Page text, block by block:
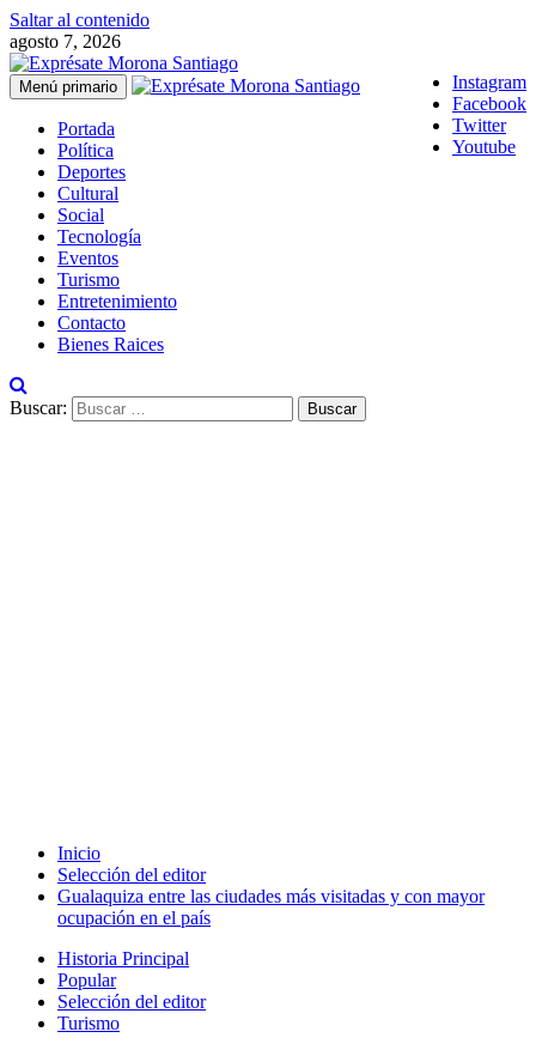
Saltar al contenido
agosto 7, 2026
Instagram
Facebook
Twitter
Youtube
Menú primario
Portada
Política
Deportes
Cultural
Social
Tecnología
Eventos
Turismo
Entretenimiento
Contacto
Bienes Raices
Buscar:
Inicio
Selección del editor
Gualaquiza entre las ciudades más visitadas y con mayor
ocupación en el país
Historia Principal
Popular
Selección del editor
Turismo